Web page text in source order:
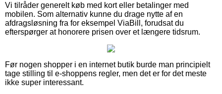
Vi tilråder generelt køb med kort eller betalinger med
mobilen. Som alternativ kunne du drage nytte af en
afdragsløsning fra for eksempel ViaBill, forudsat du
efterspørger at honorere prisen over et længere tidsrum.
Før nogen shopper i en internet butik burde man principielt
tage stilling til e-shoppens regler, men det er for det meste
ikke super interessant.